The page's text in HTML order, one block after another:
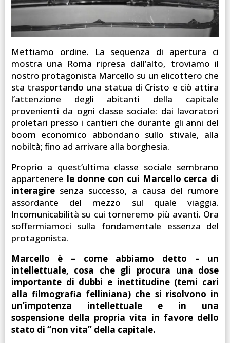
Mettiamo ordine. La sequenza di apertura ci
mostra una Roma ripresa dall’alto, troviamo il
nostro protagonista Marcello su un elicottero che
sta trasportando una statua di Cristo e ciò attira
l’attenzione degli abitanti della capitale
provenienti da ogni classe sociale: dai lavoratori
proletari presso i cantieri che durante gli anni del
boom economico abbondano sullo stivale, alla
nobiltà; fino ad arrivare alla borghesia.
Proprio a quest’ultima classe sociale sembrano
appartenere le donne con cui Marcello cerca di
interagiresenza successo, a causa del rumore
assordante del mezzo sul quale viaggia.
Incomunicabilità su cui torneremo più avanti. Ora
soffermiamoci sulla fondamentale essenza del
protagonista.
Marcello è – come abbiamo detto – un
intellettuale, cosa che gli procura una dose
importante di dubbi e inettitudine (temi cari
alla filmografia felliniana) che si risolvono in
un’impotenza intellettuale e in una
sospensione della propria vita in favore dello
stato di “non vita” della capitale.